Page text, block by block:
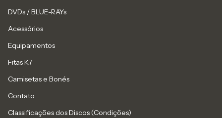
DVDs / BLUE-RAYs
Acessórios
Equipamentos
Fitas K7
Camisetas e Bonés
Contato
Classificações dos Discos (Condições)